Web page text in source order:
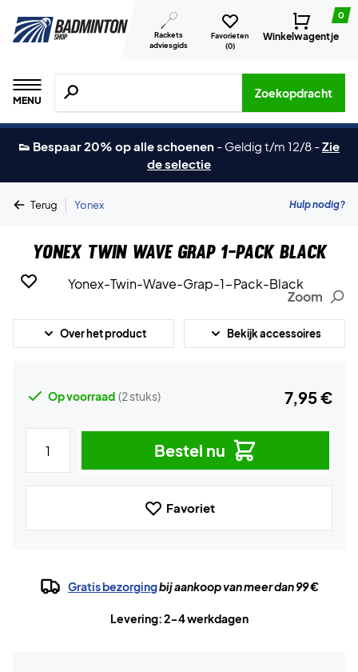
Rackets
adviesgids
Favorieten
(0)
0
Winkelwagentje
MENU
Zoeken naar producten, merken etc.
Zoekopdracht
👟 Bespaar 20% op alle schoenen - Geldig t/m 12/8 -Zie
de selectie
Terug | Yonex Hulp nodig?
Yonex Twin Wave Grap 1-Pack Black
Zoom
Over het product Bekijk accessoires
Op voorraad (2 stuks) 7,95 €
Bestel nu
Favoriet
Gratis bezorgingbij aankoop van meer dan 99 €
Levering: 2-4 werkdagen